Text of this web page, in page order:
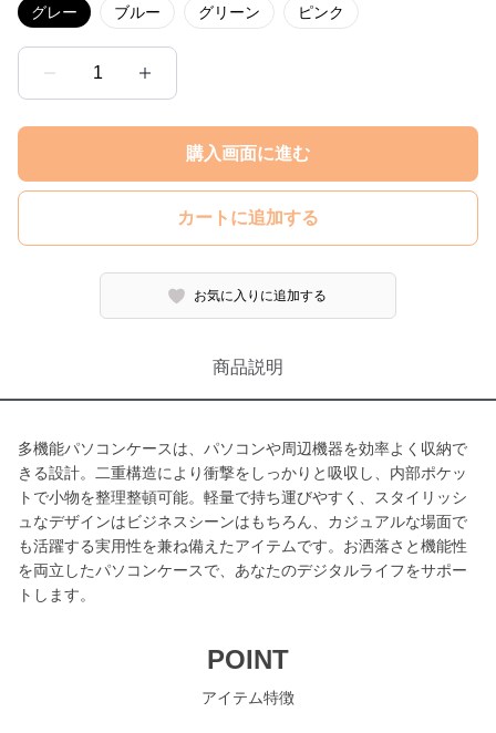
グレー ブルー グリーン ピンク
1
購入画面に進む
カートに追加する
お気に入りに追加する
商品説明
多機能パソコンケースは、パソコンや周辺機器を効率よく収納で
きる設計。二重構造により衝撃をしっかりと吸収し、内部ポケッ
トで小物を整理整頓可能。軽量で持ち運びやすく、スタイリッシ
ュなデザインはビジネスシーンはもちろん、カジュアルな場面で
も活躍する実用性を兼ね備えたアイテムです。お洒落さと機能性
を両立したパソコンケースで、あなたのデジタルライフをサポー
トします。
POINT
アイテム特徴